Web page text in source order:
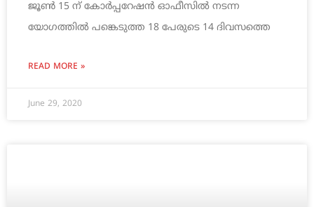
ജൂൺ 15 ന് കോർപ്പറേഷൻ ഓഫീസിൽ നടന്ന
യോഗത്തിൽ പങ്കെടുത്ത 18 പേരുടെ 14 ദിവസത്തെ
READ MORE »
June 29, 2020